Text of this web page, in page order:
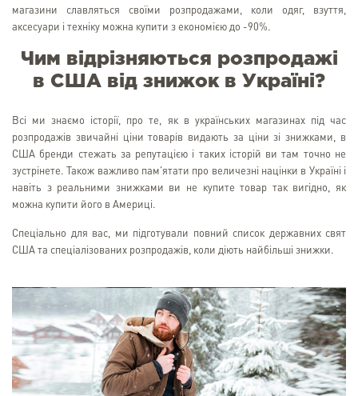
магазини славляться своїми розпродажами, коли одяг, взуття,
аксесуари і техніку можна купити з економією до -90%.
Чим відрізняються розпродажі
в США від знижок в Україні?
Всі ми знаємо історії, про те, як в українських магазинах під час
розпродажів звичайні ціни товарів видають за ціни зі знижками, в
США бренди стежать за репутацією і таких історій ви там точно не
зустрінете. Також важливо пам'ятати про величезні націнки в Україні і
навіть з реальними знижками ви не купите товар так вигідно, як
можна купити його в Америці.
Спеціально для вас, ми підготували повний список державних свят
США та спеціалізованих розпродажів, коли діють найбільші знижки.